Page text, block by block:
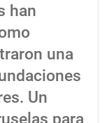
han
una
Un